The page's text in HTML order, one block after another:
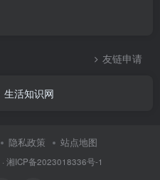
友链申请
生活知识网
隐私政策 站点地图
· 湘ICP备2023018336号-1